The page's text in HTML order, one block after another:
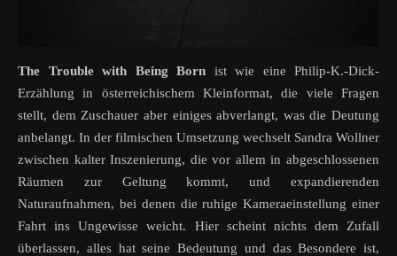
The Trouble with Being Born ist wie eine Philip-K.-Dick-
Erzählung in österreichischem Kleinformat, die viele Fragen
stellt, dem Zuschauer aber einiges abverlangt, was die Deutung
anbelangt. In der filmischen Umsetzung wechselt Sandra Wollner
zwischen kalter Inszenierung, die vor allem in abgeschlossenen
Räumen zur Geltung kommt, und expandierenden
Naturaufnahmen, bei denen die ruhige Kameraeinstellung einer
Fahrt ins Ungewisse weicht. Hier scheint nichts dem Zufall
überlassen, alles hat seine Bedeutung und das Besondere ist,